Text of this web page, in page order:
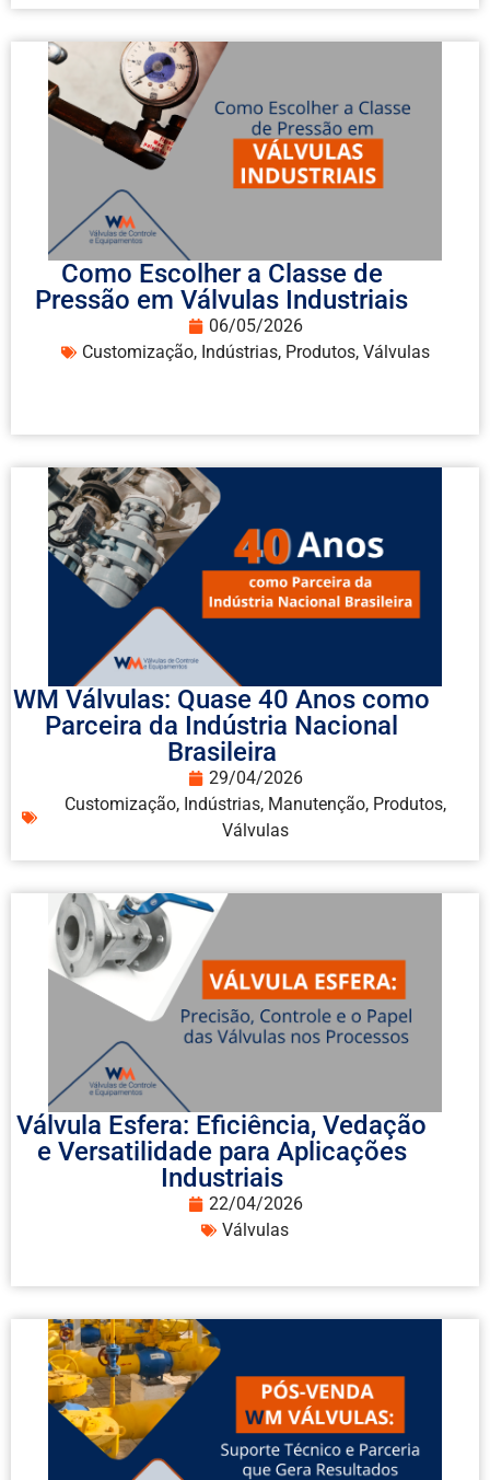
Como Escolher a Classe de
Pressão em Válvulas Industriais
06/05/2026
Customização, Indústrias, Produtos, Válvulas
WM Válvulas: Quase 40 Anos como
Parceira da Indústria Nacional
Brasileira
29/04/2026
Customização, Indústrias, Manutenção, Produtos,
Válvulas
Válvula Esfera: Eficiência, Vedação
e Versatilidade para Aplicações
Industriais
22/04/2026
Válvulas